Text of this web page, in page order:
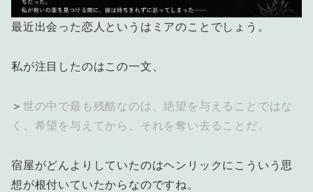
最近出会った恋人というはミアのことでしょう。
私が注目したのはこの一文、
＞ 世の中で最も残酷なのは、絶望を与えることではな
く、希望を与えてから、それを奪い去ることだ。
宿屋がどんよりしていたのはヘンリックにこういう思
想が根付いていたからなのですね。